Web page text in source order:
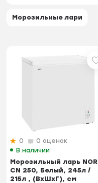
Морозильные лари
0
0 оценок
В наличии
Морозильный ларь
CN 250, Белый, 245л /
215л , (ВхШхГ), см